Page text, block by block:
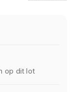
op dit lot